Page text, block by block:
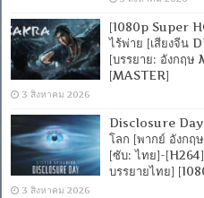
[1080p Super
ไร้พ่าย [เสียงจีน
[บรรยาย: อังกฤษ
[MASTER]
3 สิงหาคม 2026
Disclosure Day
โลก [พากย์ อังกฤ
[ซับ: ไทย]-
บรรยายไทย]
3 สิงหาคม 2026